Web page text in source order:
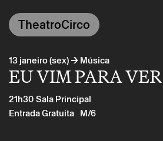
13 janeiro (sex)→Música
EU VIM PARA
21h30Sala Principal
Entrada Gratuita M/6
TheatroCirco